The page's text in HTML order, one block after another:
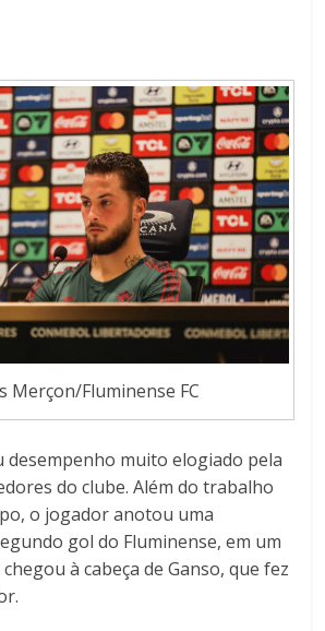
Merçon/Fluminense FC
desempenho muito elogiado pela
do clube. Além do trabalho
o jogador anotou uma
gol do Fluminense, em um
à cabeça de Ganso, que fez